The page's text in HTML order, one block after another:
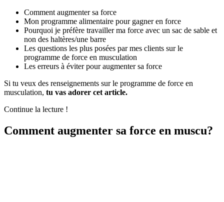
Comment augmenter sa force
Mon programme alimentaire pour gagner en force
Pourquoi je préfère travailler ma force avec un sac de sable et
non des haltères/une barre
Les questions les plus posées par mes clients sur le
programme de force en musculation
Les erreurs à éviter pour augmenter sa force
Si tu veux des renseignements sur le programme de force en
musculation, tu vas adorer cet article.
Continue la lecture !
Comment augmenter sa force en muscu?